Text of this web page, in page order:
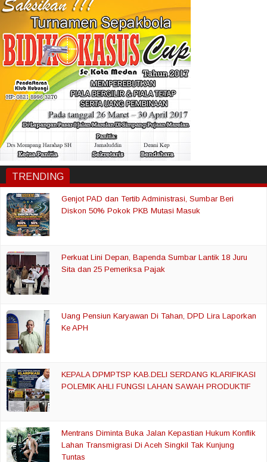
TRENDING
Genjot PAD dan Tertib Administrasi, Sumbar Beri
Diskon 50% Pokok PKB Mutasi Masuk
Perkuat Lini Depan, Bapenda Sumbar Lantik 18 Juru
Sita dan 25 Pemeriksa Pajak
Uang Pensiun Karyawan Di Tahan, DPD Lira Laporkan
Ke APH
KEPALA DPMPTSP KAB.DELI SERDANG KLARIFIKASI
POLEMIK AHLI FUNGSI LAHAN SAWAH PRODUKTIF
Mentrans Diminta Buka Jalan Kepastian Hukum Konflik
Lahan Transmigrasi Di Aceh Singkil Tak Kunjung
Tuntas